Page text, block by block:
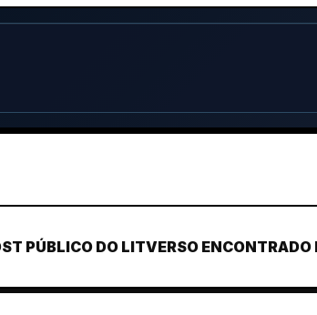
PÚBLICO DO LITVERSO ENCONTRADO